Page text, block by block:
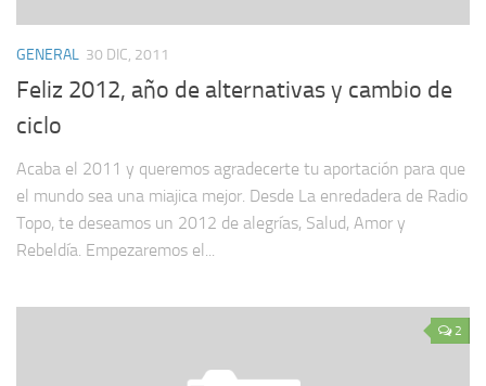
GENERAL 30 DIC, 2011
Feliz 2012, año de alternativas y cambio de
ciclo
Acaba el 2011 y queremos agradecerte tu aportación para que
el mundo sea una miajica mejor. Desde La enredadera de Radio
Topo, te deseamos un 2012 de alegrías, Salud, Amor y
Rebeldía. Empezaremos el...
2